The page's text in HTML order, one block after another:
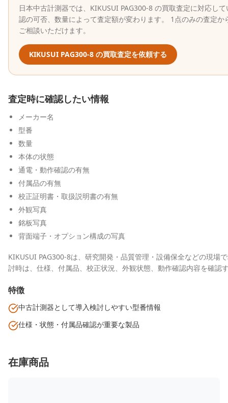
日本中古計測器では、 KIKUSUI PAG300-8 の買取査定に対応し
認の可否、数量によって査定額が変わります。 1点のみの査定
ご相談いただけます。
KIKUSUI PAG300-8 の買取査定を依頼する
査定時に確認したい情報
メーカー名
型番
数量
本体の状態
通電・動作確認の有無
付属品の有無
校正証明書・取扱説明書の有無
外観写真
銘板写真
背面端子・オプション構成の写真
KIKUSUI PAG300-8は、研究開発・品質管理・設備保全などの現場
討時は、仕様、付属品、校正状況、外観状態、動作確認内容を確認
特徴
中古計測器として導入検討しやすい型番情報
仕様・状態・付属品確認が重要な製品
在庫商品